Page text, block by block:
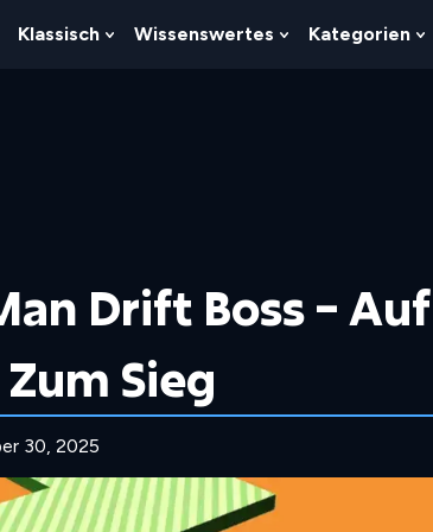
Show
Klassisch
Show
Wissenswertes
Show
Kategorien
Drift Boss – Auf
Sieg
30, 2025